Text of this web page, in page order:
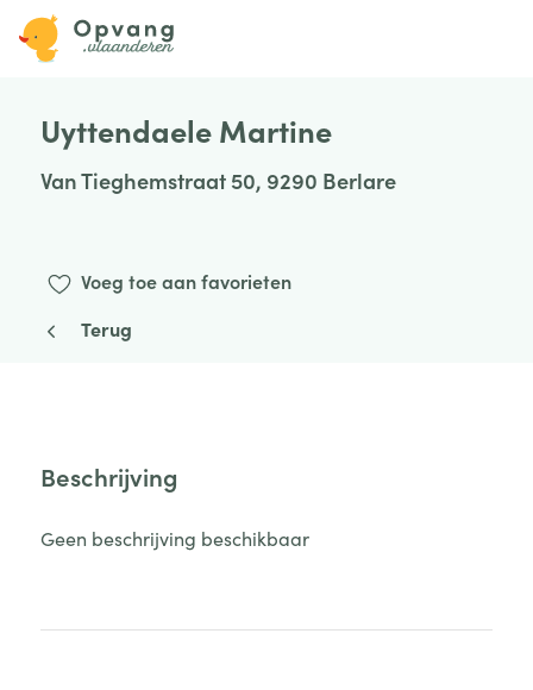
Uyttendaele Martine
Van Tieghemstraat 50, 9290 Berlare
Voeg toe aan favorieten
Terug
Beschrijving
Geen beschrijving beschikbaar